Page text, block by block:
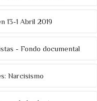
13-1 Abril 2019
- Fondo documental
Narcisismo